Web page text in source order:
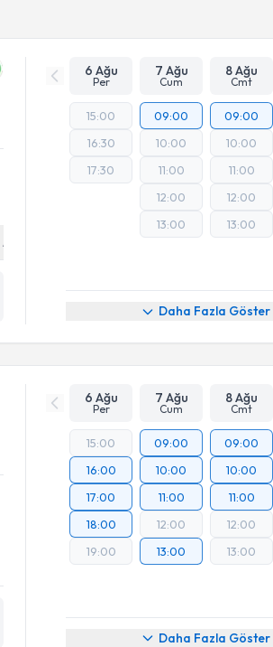
Adres Online Görüşme
6 Ağu
Per
7 Ağu
Cum
8 Ağu
Cmt
15:00
16:30
17:30
09:00
10:00
11:00
12:00
13:00
09:00
10:00
11:00
12:00
13:00
Daha Fazla Göster
6 Ağu
Per
7 Ağu
Cum
8 Ağu
Cmt
15:00
16:00
17:00
18:00
19:00
09:00
10:00
11:00
12:00
13:00
09:00
10:00
11:00
12:00
13:00
Daha Fazla Göster